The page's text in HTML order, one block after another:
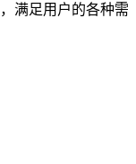
满足用户的各种需